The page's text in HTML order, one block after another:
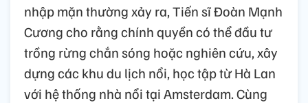
nhập mặn thường xảy ra, Tiến sĩ Đoàn Mạnh
Cương cho rằng chính quyền có thể đầu tư
trồng rừng chắn sóng hoặc nghiên cứu, xây
dựng các khu du lịch nổi, học tập từ Hà Lan
với hệ thống nhà nổi tại Amsterdam. Cùng